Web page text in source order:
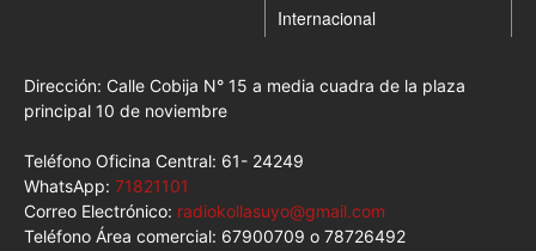
Internacional
Dirección: Calle Cobija N° 15 a media cuadra de la plaza
principal 10 de noviembre
Teléfono Oficina Central: 61- 24249
WhatsApp: 71821101
Correo Electrónico: radiokollasuyo@gmail.com
Teléfono Área comercial: 67900709 o 78726492